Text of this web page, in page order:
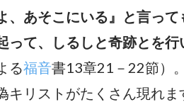
、あそこにいる』と言っ
って、しるしと奇跡とを
る福音書13章21－22節）
キリストがたくさん現れ